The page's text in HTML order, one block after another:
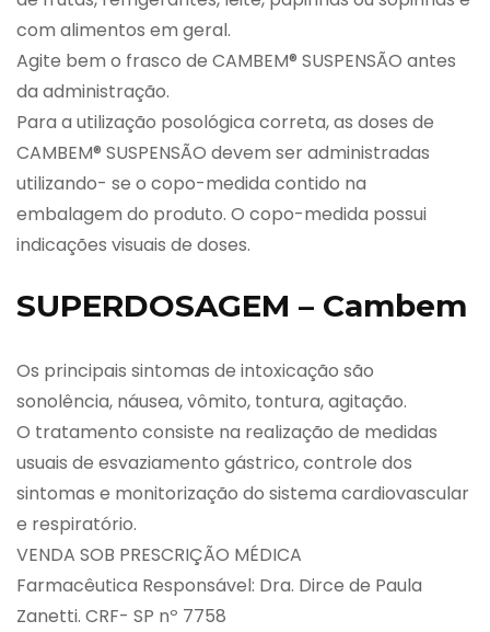
com alimentos em geral.
Agite bem o frasco de CAMBEM® SUSPENSÃO antes
da administração.
Para a utilização posológica correta, as doses de
CAMBEM® SUSPENSÃO devem ser administradas
utilizando- se o copo-medida contido na
embalagem do produto. O copo-medida possui
indicações visuais de doses.
SUPERDOSAGEM – Cambem
Os principais sintomas de intoxicação são
sonolência, náusea, vômito, tontura, agitação.
O tratamento consiste na realização de medidas
usuais de esvaziamento gástrico, controle dos
sintomas e monitorização do sistema cardiovascular
e respiratório.
VENDA SOB PRESCRIÇÃO MÉDICA
Farmacêutica Responsável: Dra. Dirce de Paula
Zanetti. CRF- SP nº 7758